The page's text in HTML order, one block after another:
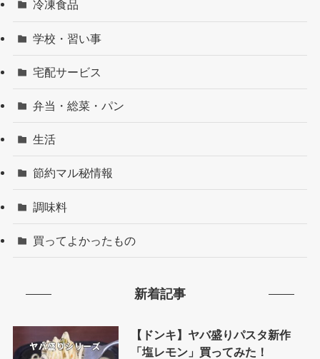
冷凍食品
学校・習い事
宅配サービス
弁当・総菜・パン
生活
節約マル秘情報
調味料
買ってよかったもの
新着記事
【ドンキ】ヤバ盛りパスタ新作
「塩レモン」買ってみた！